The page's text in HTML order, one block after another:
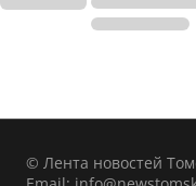
© Лента новостей